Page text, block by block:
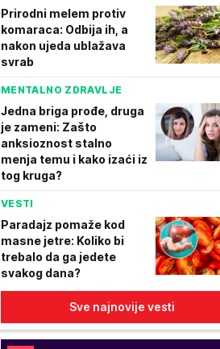
Prirodni melem protiv
komaraca: Odbija ih, a
nakon ujeda ublažava
svrab
MENTALNO ZDRAVLJE
Jedna briga prođe, druga
je zameni: Zašto
anksioznost stalno
menja temu i kako izaći iz
tog kruga?
VESTI
Paradajz pomaže kod
masne jetre: Koliko bi
trebalo da ga jedete
svakog dana?
Sve najnovije vesti